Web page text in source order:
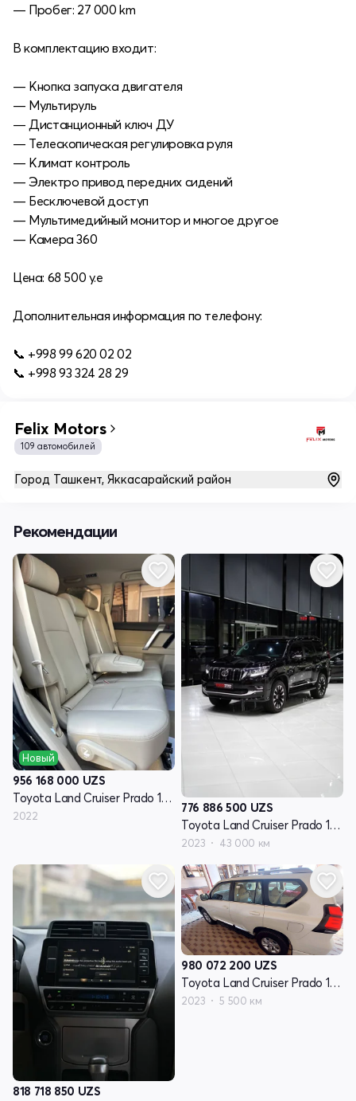
— Пробег: 27 000 km
В комплектацию входит:
— Кнопка запуска двигателя
— Мультируль
— Дистанционный ключ ДУ
— Телескопическая регулировка руля
— Климат контроль
— Электро привод передних сидений
— Бесключевой доступ
— Мультимедийный монитор и многое другое
— Камера 360
Цена: 68 500 y.e
Дополнительная информация по телефону:
📞 +998 99 620 02 02
📞 +998 93 324 28 29
Felix Motors
109 автомобилей
Город Ташкент, Яккасарайский район
Рекомендации
Новый
956 168 000 UZS
Toyota Land Cruiser Prado 150 Series рестайлинг 3
2022
776 886 500 UZS
Toyota Land Cruiser Prado 150 Series рестайлинг 3
2023 43 000 км
818 718 850 UZS
980 072 200 UZS
Toyota Land Cruiser Prado 150 Series рестайлинг 3
2023 5 500 км